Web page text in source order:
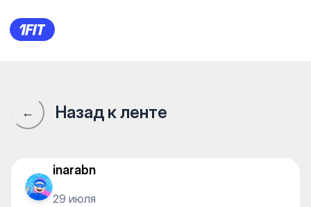
Всем привет! Хочу в
← Назад к ленте
inarabn
29 июля